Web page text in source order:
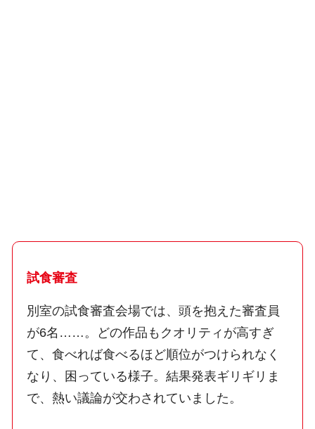
試食審査
別室の試食審査会場では、頭を抱えた審査員
が6名……。どの作品もクオリティが高すぎ
て、食べれば食べるほど順位がつけられなく
なり、困っている様子。結果発表ギリギリま
で、熱い議論が交わされていました。